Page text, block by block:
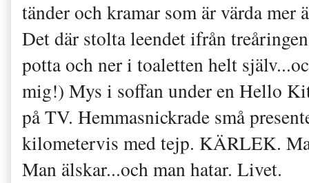
tänder och kramar som är värda
Det där stolta leendet ifrån
potta och ner i toaletten helt
mig!) Mys i soffan under en Hello
på TV. Hemmasnickrade små
kilometervis med tejp. KÄRLEK.
Man älskar...och man hatar. Livet.